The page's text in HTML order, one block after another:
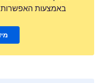
באמצעות האפשרות